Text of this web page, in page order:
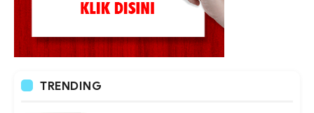
TRENDING